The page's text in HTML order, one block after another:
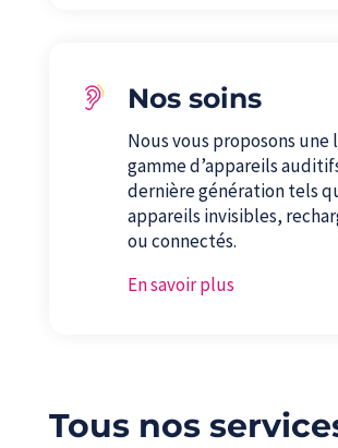
Nos soins
Nous vous proposons une
gamme d’appareils
dernière génération tels
appareils invisibles,
ou connectés.
En savoir plus
Tous nos